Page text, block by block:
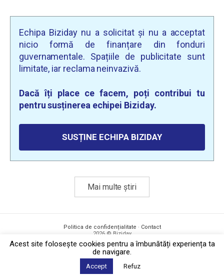
Echipa Biziday nu a solicitat și nu a acceptat
nicio formă de finanțare din fonduri
guvernamentale. Spațiile de publicitate sunt
limitate, iar reclama neinvazivă.
Dacă îți place ce facem, poți contribui tu
pentru susținerea echipei Biziday.
SUSȚINE ECHIPA BIZIDAY
Mai multe știri
Politica de confidențialitate · Contact
2026 © Biziday
Acest site foloseşte cookies pentru a îmbunătăți experiența ta
de navigare.
Accept Refuz